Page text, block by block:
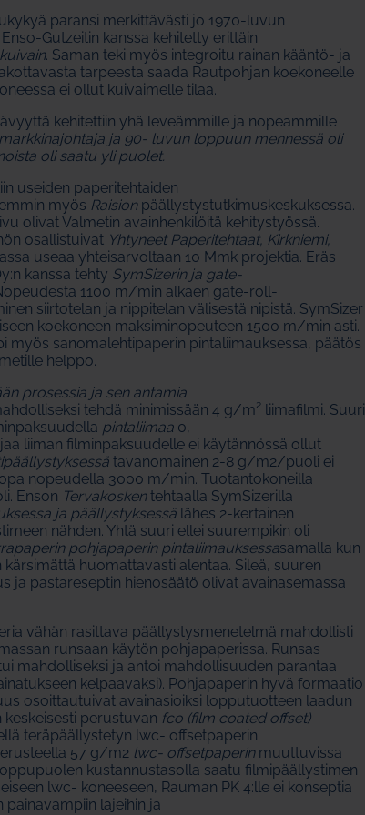
paransi merkittävästi jo 1970-luvun
Gutzeitin kanssa kehitetty erittäin
. Saman teki myös integroitu rainan kääntö- ja
tarpeesta saada Rautpohjan koekoneelle
ei ollut kuivaimelle tilaa.
kehitettiin yhä leveämmille ja nopeammille
ja 90- luvun loppuun mennessä oli
oli saatu yli puolet.
useiden paperitehtaiden
myös Raisionpäällystystutkimuskeskuksessa.
olivat Valmetin avainhenkilöitä kehitystyössä.
osallistuivat Yhtyneet Paperitehtaat, Kirkniemi,
useaa yhteisarvoltaan 10 Mmk projektia. Eräs
kanssa tehty SymSizerin ja gate-
1100 m/min alkaen gate-roll-
siirtotelan ja nippitelan välisestä nipistä. SymSizer
koekoneen maksiminopeuteen 1500 m/min asti.
myös sanomalehtipaperin pintaliimauksessa, päätös
helppo.
prosessia ja sen antamia
tehdä minimissään 4 g/m² liimafilmi. Suuri
pintaliimaa 0,
liiman filminpaksuudelle ei käytännössä ollut
tavanomainen 2-8 g/m2/puoli ei
nopeudella 3000 m/min. Tuotantokoneilla
Enson Tervakoskentehtaalla SymSizerilla
ja päällystyksessä lähes 2-kertainen
nähden. Yhtä suuri ellei suurempikin oli
pohjapaperin pintaliimauksessasamalla kun
huomattavasti alentaa. Sileä, suuren
ja pastareseptin hienosäätö olivat avainasemassa
vähän rasittava päällystysmenetelmä mahdollisti
runsaan käytön pohjapaperissa. Runsas
mahdolliseksi ja antoi mahdollisuuden parantaa
kelpaavaksi). Pohjapaperin hyvä formaatio
osoittautuivat avainasioiksi lopputuotteen laadun
perustuvan fco (film coated offset)-
teräpäällystetyn lwc- offsetpaperin
57 g/m2 lwc- offsetpaperinmuuttuvissa
kustannustasolla saatu filmipäällystimen
lwc- koneeseen, Rauman PK 4:lle ei konseptia
painavampiin lajeihin ja